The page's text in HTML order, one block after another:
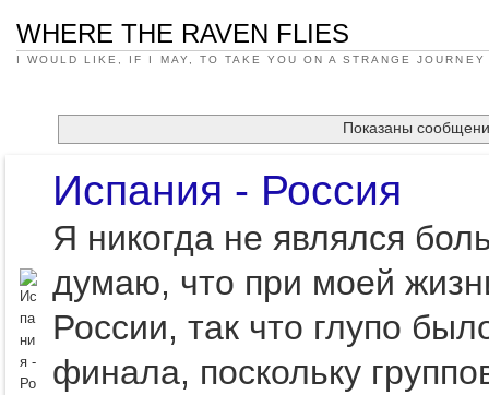
WHERE THE RAVEN FLIES
I WOULD LIKE, IF I MAY, TO TAKE YOU ON A STRANGE JOURNEY
Показаны
Испания - Россия
Я никогда не являлся
думаю, что при моей
России, так что глупо
финала, поскольку